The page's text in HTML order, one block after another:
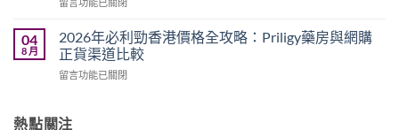
用
心
得
與
正
去
裡
買？
港
渠
保
品
推
介：
香
士
年
樂
威
壯
港
04
8 月
2026年必利勁香港價格全攻略：Priligy藥房與網購
正貨渠道比較
在
必
留言功能已關閉
熱點關注